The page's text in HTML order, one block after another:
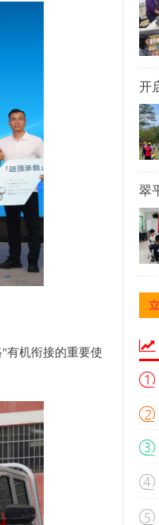
有机衔接的重要使